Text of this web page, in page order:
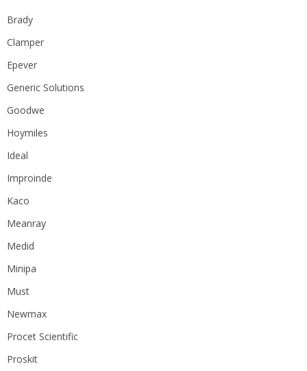
Brady
Clamper
Epever
Generic Solutions
Goodwe
Hoymiles
Ideal
Improinde
Kaco
Meanray
Medid
Minipa
Must
Newmax
Procet Scientific
Proskit